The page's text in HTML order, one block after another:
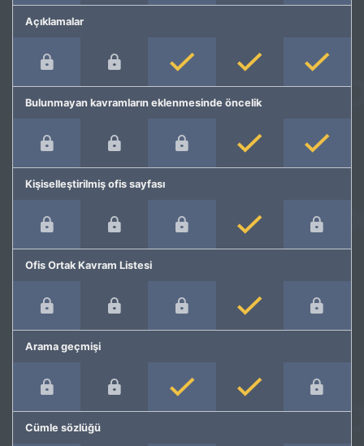
Açıklamalar
Bulunmayan kavramların eklenmesinde öncelik
Kişiselleştirilmiş ofis sayfası
Ofis Ortak Kavram Listesi
Arama geçmişi
Cümle sözlüğü